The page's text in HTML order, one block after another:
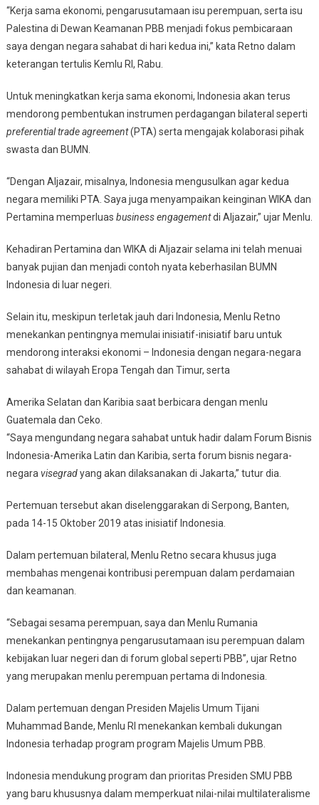
“Kerja sama ekonomi, pengarusutamaan isu perempuan, serta isu
Palestina di Dewan Keamanan PBB menjadi fokus pembicaraan
saya dengan negara sahabat di hari kedua ini,” kata Retno dalam
keterangan tertulis Kemlu RI, Rabu.
Untuk meningkatkan kerja sama ekonomi, Indonesia akan terus
mendorong pembentukan instrumen perdagangan bilateral seperti
preferential trade agreement(PTA) serta mengajak kolaborasi pihak
swasta dan BUMN.
“Dengan Aljazair, misalnya, Indonesia mengusulkan agar kedua
negara memiliki PTA. Saya juga menyampaikan keinginan WIKA dan
Pertamina memperluas business engagementdi Aljazair,” ujar Menlu.
Kehadiran Pertamina dan WIKA di Aljazair selama ini telah menuai
banyak pujian dan menjadi contoh nyata keberhasilan BUMN
Indonesia di luar negeri.
Selain itu, meskipun terletak jauh dari Indonesia, Menlu Retno
menekankan pentingnya memulai inisiatif-inisiatif baru untuk
mendorong interaksi ekonomi – Indonesia dengan negara-negara
sahabat di wilayah Eropa Tengah dan Timur, serta
Amerika Selatan dan Karibia saat berbicara dengan menlu
Guatemala dan Ceko.
“Saya mengundang negara sahabat untuk hadir dalam Forum Bisnis
Indonesia-Amerika Latin dan Karibia, serta forum bisnis negara-
negara visegradyang akan dilaksanakan di Jakarta,” tutur dia.
Pertemuan tersebut akan diselenggarakan di Serpong, Banten,
pada 14-15 Oktober 2019 atas inisiatif Indonesia.
Dalam pertemuan bilateral, Menlu Retno secara khusus juga
membahas mengenai kontribusi perempuan dalam perdamaian
dan keamanan.
“Sebagai sesama perempuan, saya dan Menlu Rumania
menekankan pentingnya pengarusutamaan isu perempuan dalam
kebijakan luar negeri dan di forum global seperti PBB”, ujar Retno
yang merupakan menlu perempuan pertama di Indonesia.
Dalam pertemuan dengan Presiden Majelis Umum Tijani
Muhammad Bande, Menlu RI menekankan kembali dukungan
Indonesia terhadap program program Majelis Umum PBB.
Indonesia mendukung program dan prioritas Presiden SMU PBB
yang baru khususnya dalam memperkuat nilai-nilai multilateralisme